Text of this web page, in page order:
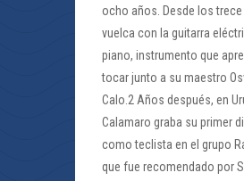
ocho años. Desde los
vuelca con la guitarra
piano, instrumento que
tocar junto a su maestro
Calo.2 Años después, en
Calamaro graba su primer
como teclista en el grupo
que fue recomendado por